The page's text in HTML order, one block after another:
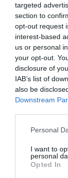
targeted
section to
opt-out request
interest-based
us or personal
your opt-out.
disclosure of
IAB’s list of
also be
Downstream
Personal
I want to
personal
Opted In